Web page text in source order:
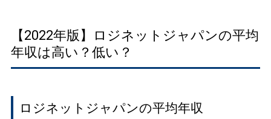
【2022年版】ロジネットジャパンの平均
年収は高い？低い？
ロジネットジャパンの平均年収